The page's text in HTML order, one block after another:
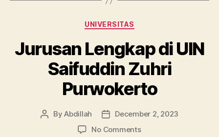
Categories
UNIVERSITAS
Jurusan Lengkap di UIN
Saifuddin Zuhri
Purwokerto
PostByAbdillah
Post
date
December 2, 2023
No Commentson